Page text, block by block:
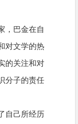
，巴金在自
对文学的热
的关注和对
分子的责任
自己所经历